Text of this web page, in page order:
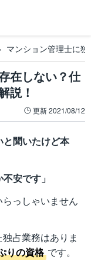
マンション管理士に
在しない？仕
説！
更新2021/08/12
と聞いたけど本
安です」
っしゃいません
占業務はありま
りの資格 です。